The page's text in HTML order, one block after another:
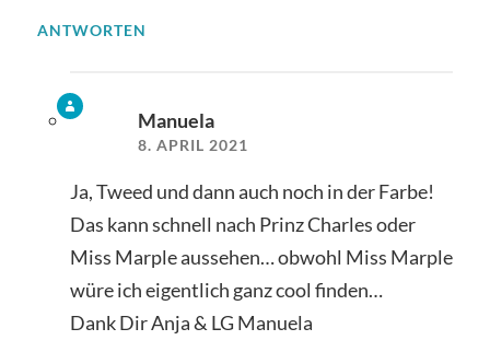
ANTWORTEN
Manuela
8. APRIL 2021
Ja, Tweed und dann auch noch in der Farbe!
Das kann schnell nach Prinz Charles oder
Miss Marple aussehen… obwohl Miss Marple
würe ich eigentlich ganz cool finden…
Dank Dir Anja & LG Manuela